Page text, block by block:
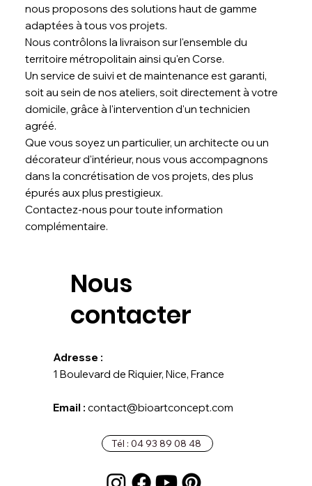
nous proposons des solutions haut de gamme
adaptées à tous vos projets.
Nous contrôlons la livraison sur l'ensemble du
territoire métropolitain ainsi qu'en Corse.
Un service de suivi et de maintenance est garanti,
soit au sein de nos ateliers, soit directement à votre
domicile, grâce à l'intervention d'un technicien
agréé.
Que vous soyez un particulier, un architecte ou un
décorateur d'intérieur, nous vous accompagnons
dans la concrétisation de vos projets, des plus
épurés aux plus prestigieux.
Contactez-nous pour toute information
complémentaire.
Nous
contacter
Adresse :
1 Boulevard de Riquier, Nice, France
Email : contact@bioartconcept.com
Tél : 04 93 89 08 48